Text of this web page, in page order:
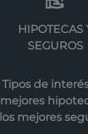
HIPOTECAS
SEGUROS
Tipos de
mejores
los mejores